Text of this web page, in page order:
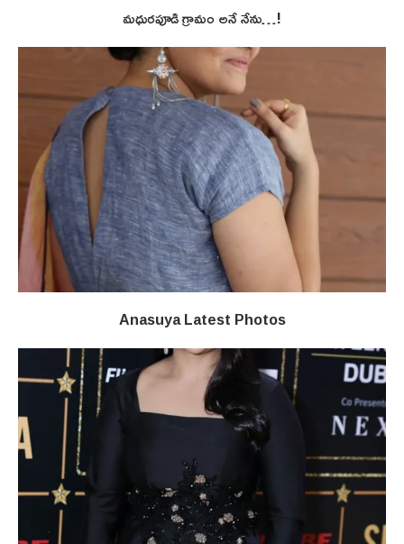
మధురపూడి గ్రామం అనే నేను…!
Anasuya Latest Photos